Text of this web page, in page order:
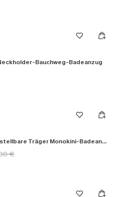
Bauchweg-Badeanzug
Schwarzer Verstellbare Träger Monokini-Badeanzug
€